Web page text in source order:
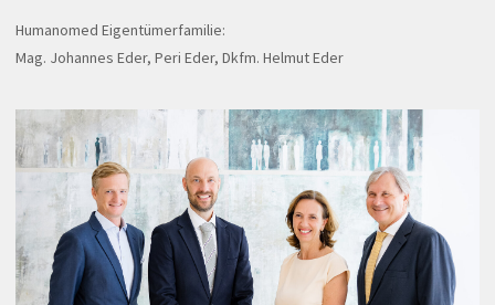
Humanomed Eigentümerfamilie:
Mag. Johannes Eder, Peri Eder, Dkfm. Helmut Eder